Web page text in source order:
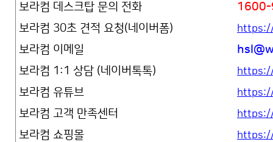
보라컴 데스크탑 문의 전화
보라컴 30초 견적 요청(네이버폼)
보라컴 이메일
보라컴 1:1 상담 (네이버톡톡)
보라컴 유튜브
보라컴 고객 만족센터
보라컴 쇼핑몰